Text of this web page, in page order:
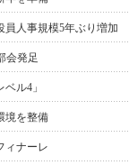
員人事規模5年ぶり増加
会発足
ル4」
境を整備
ィナーレ